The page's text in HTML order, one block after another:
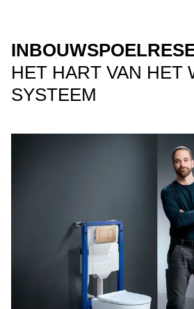
HET HART VAN HET
SYSTEEM